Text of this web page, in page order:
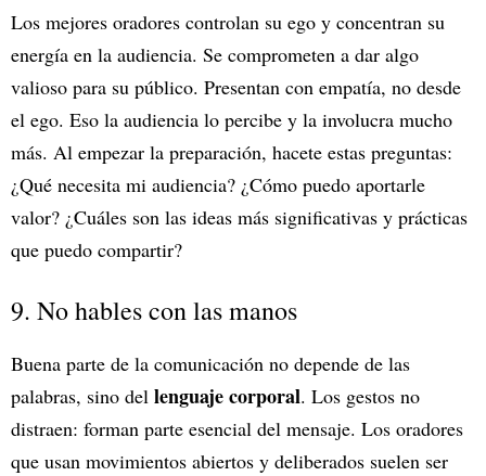
Los mejores oradores controlan su ego y concentran su
energía en la audiencia. Se comprometen a dar algo
valioso para su público. Presentan con empatía, no desde
el ego. Eso la audiencia lo percibe y la involucra mucho
más. Al empezar la preparación, hacete estas preguntas:
¿Qué necesita mi audiencia? ¿Cómo puedo aportarle
valor? ¿Cuáles son las ideas más significativas y prácticas
que puedo compartir?
9. No hables con las manos
Buena parte de la comunicación no depende de las
palabras, sino del lenguaje corporal. Los gestos no
distraen: forman parte esencial del mensaje. Los oradores
que usan movimientos abiertos y deliberados suelen ser